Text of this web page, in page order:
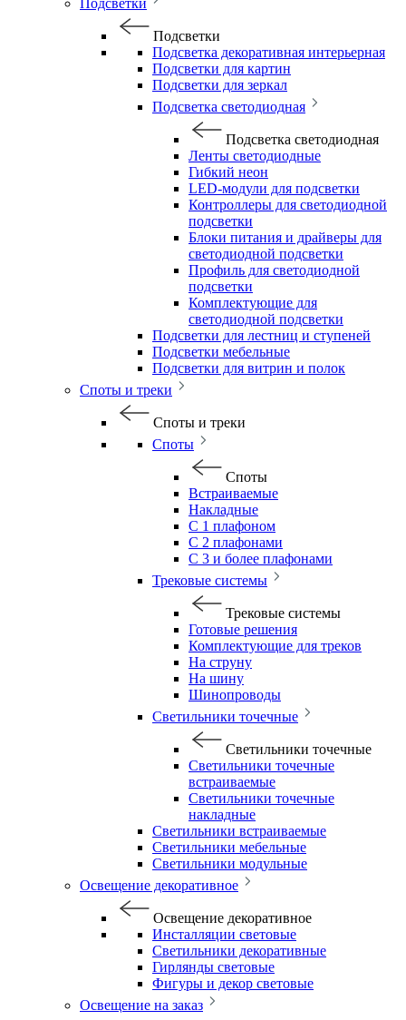
Подсветки
Подсветки
Подсветка декоративная интерьерная
Подсветки для картин
Подсветки для зеркал
Подсветка светодиодная
Подсветка светодиодная
Ленты светодиодные
Гибкий неон
LED-модули для подсветки
Контроллеры для светодиодной
подсветки
Блоки питания и драйверы для
светодиодной подсветки
Профиль для светодиодной
подсветки
Комплектующие для
светодиодной подсветки
Подсветки для лестниц и ступеней
Подсветки мебельные
Подсветки для витрин и полок
Споты и треки
Споты и треки
Споты
Споты
Встраиваемые
Накладные
С 1 плафоном
С 2 плафонами
С 3 и более плафонами
Трековые системы
Трековые системы
Готовые решения
Комплектующие для треков
На струну
На шину
Шинопроводы
Светильники точечные
Светильники точечные
Светильники точечные
встраиваемые
Светильники точечные
накладные
Светильники встраиваемые
Светильники мебельные
Светильники модульные
Освещение декоративное
Освещение декоративное
Инсталляции световые
Светильники декоративные
Гирлянды световые
Фигуры и декор световые
Освещение на заказ